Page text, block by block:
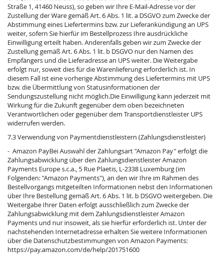
Straße 1, 41460 Neuss), so geben wir Ihre E-Mail-Adresse vor der
Zustellung der Ware gemäß Art. 6 Abs. 1 lit. a DSGVO zum Zwecke der
Abstimmung eines Liefertermins bzw. zur Lieferankündigung an UPS
weiter, sofern Sie hierfür im Bestellprozess Ihre ausdrückliche
Einwilligung erteilt haben. Anderenfalls geben wir zum Zwecke der
Zustellung gemäß Art. 6 Abs. 1 lit. b DSGVO nur den Namen des
Empfängers und die Lieferadresse an UPS weiter. Die Weitergabe
erfolgt nur, soweit dies für die Warenlieferung erforderlich ist. In
diesem Fall ist eine vorherige Abstimmung des Liefertermins mit UPS
bzw. die Übermittlung von Statusinformationen der
Sendungszustellung nicht möglich.Die Einwilligung kann jederzeit mit
Wirkung für die Zukunft gegenüber dem oben bezeichneten
Verantwortlichen oder gegenüber dem Transportdienstleister UPS
widerrufen werden.
7.3 Verwendung von Paymentdienstleistern (Zahlungsdienstleister)
- Amazon PayBei Auswahl der Zahlungsart "Amazon Pay" erfolgt die
Zahlungsabwicklung über den Zahlungsdienstleister Amazon
Payments Europe s.c.a., 5 Rue Plaetis, L-2338 Luxemburg (im
Folgenden: "Amazon Payments"), an den wir Ihre im Rahmen des
Bestellvorgangs mitgeteilten Informationen nebst den Informationen
über Ihre Bestellung gemäß Art. 6 Abs. 1 lit. b DSGVO weitergeben. Die
Weitergabe Ihrer Daten erfolgt ausschließlich zum Zwecke der
Zahlungsabwicklung mit dem Zahlungsdienstleister Amazon
Payments und nur insoweit, als sie hierfür erforderlich ist. Unter der
nachstehenden Internetadresse erhalten Sie weitere Informationen
über die Datenschutzbestimmungen von Amazon Payments:
https://pay.amazon.com/de/help/201751600